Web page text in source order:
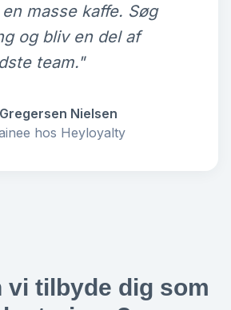
masse kaffe. Søg
og bliv en del af
team."
Nielsen
hos Heyloyalty
vi tilbyde dig som